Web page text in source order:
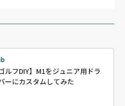
ゴルフDIY】M1をジュニア用ドラ
ーにカスタムしてみた